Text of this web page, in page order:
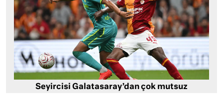
Seyircisi Galatasaray’dan çok mutsuz